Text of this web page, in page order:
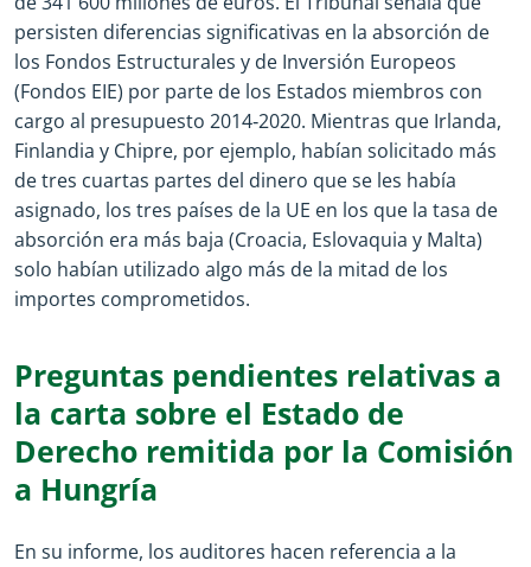
persisten diferencias significativas en la absorción de
los Fondos Estructurales y de Inversión Europeos
(Fondos EIE) por parte de los Estados miembros con
cargo al presupuesto 2014‑2020. Mientras que Irlanda,
Finlandia y Chipre, por ejemplo, habían solicitado más
de tres cuartas partes del dinero que se les había
asignado, los tres países de la UE en los que la tasa de
absorción era más baja (Croacia, Eslovaquia y Malta)
solo habían utilizado algo más de la mitad de los
importes comprometidos.
Preguntas pendientes relativas a
la carta sobre el Estado de
Derecho remitida por la Comisión
a Hungría
En su informe, los auditores hacen referencia a la